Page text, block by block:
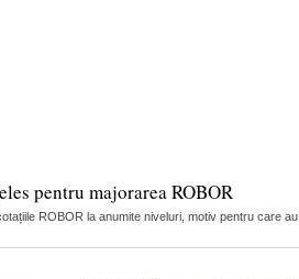
pentru majorarea ROBOR
ROBOR la anumite niveluri, motiv pentru care